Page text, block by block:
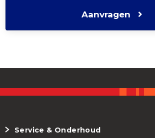
Aanvragen
Service & Onderhoud